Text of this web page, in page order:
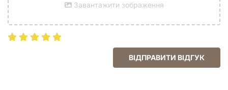
Завантажити зображення
ВІДПРАВИТИ ВІДГУК